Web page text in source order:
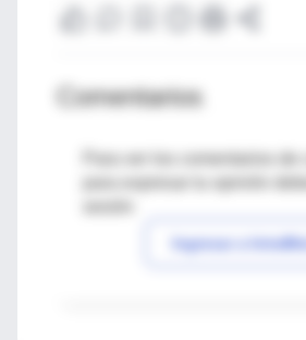
Comentarios
Para ver los comentarios de
Ingresar a